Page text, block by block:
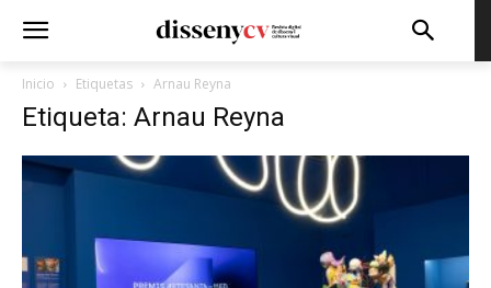
Inicio Etiquetas Arnau Reyna
Etiqueta: Arnau Reyna